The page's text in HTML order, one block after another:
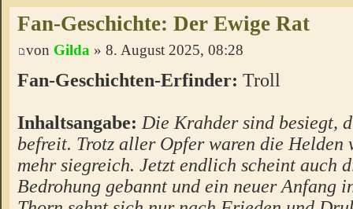
Fan-Geschichte: Der Ewige Rat
von Gilda » 8. August 2025, 08:28
Fan-Geschichten-Erfinder: Troll
Inhaltsangabe: Die Krahder sind besiegt,
befreit. Trotz aller Opfer waren die Helden
mehr siegreich. Jetzt endlich scheint auch
Bedrohung gebannt und ein neuer Anfang